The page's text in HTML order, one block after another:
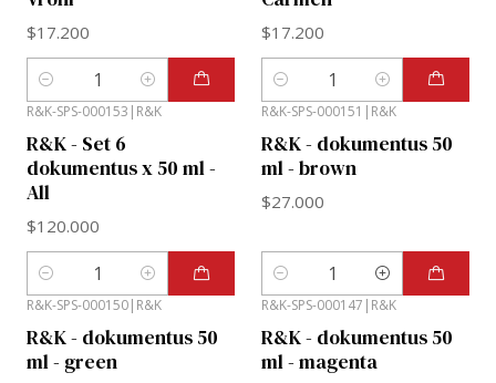
$17.200
Cantidad
$17.200
Cantidad
R&K-SPS-000153 | R&K
R&K - Set 6
dokumentus x 50 ml -
All
$120.000
Cantidad
R&K-SPS-000151 | R&K
R&K - dokumentus 50
ml - brown
$27.000
Cantidad
R&K-SPS-000150| R&K
R&K - dokumentus 50
ml - green
R&K-SPS-000147 | R&K
R&K - dokumentus 50
ml - magenta